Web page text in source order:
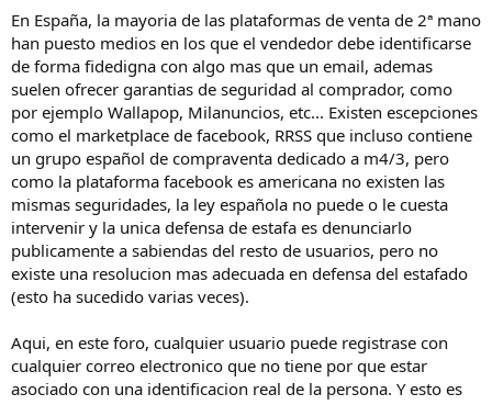
En España, la mayoria de las plataformas de venta de 2ª mano
han puesto medios en los que el vendedor debe identificarse
de forma fidedigna con algo mas que un email, ademas
suelen ofrecer garantias de seguridad al comprador, como
por ejemplo Wallapop, Milanuncios, etc... Existen escepciones
como el marketplace de facebook, RRSS que incluso contiene
un grupo español de compraventa dedicado a m4/3, pero
como la plataforma facebook es americana no existen las
mismas seguridades, la ley española no puede o le cuesta
intervenir y la unica defensa de estafa es denunciarlo
publicamente a sabiendas del resto de usuarios, pero no
existe una resolucion mas adecuada en defensa del estafado
(esto ha sucedido varias veces).
Aqui, en este foro, cualquier usuario puede registrase con
cualquier correo electronico que no tiene por que estar
asociado con una identificacion real de la persona. Y esto es